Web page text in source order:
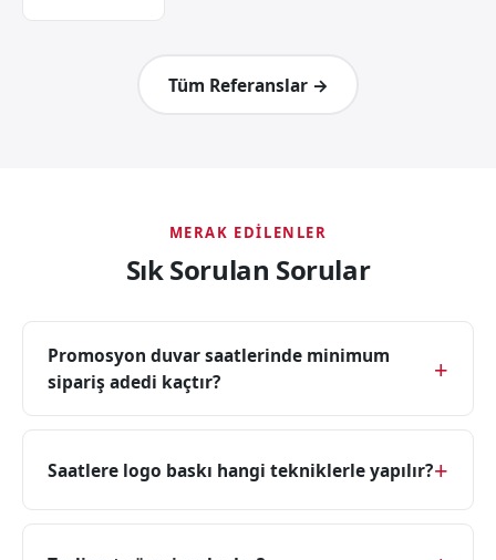
Tüm Referanslar →
MERAK EDILENLER
Sık Sorulan Sorular
Promosyon duvar saatlerinde minimum
sipariş adedi kaçtır?
Saatlere logo baskı hangi tekniklerle yapılır?